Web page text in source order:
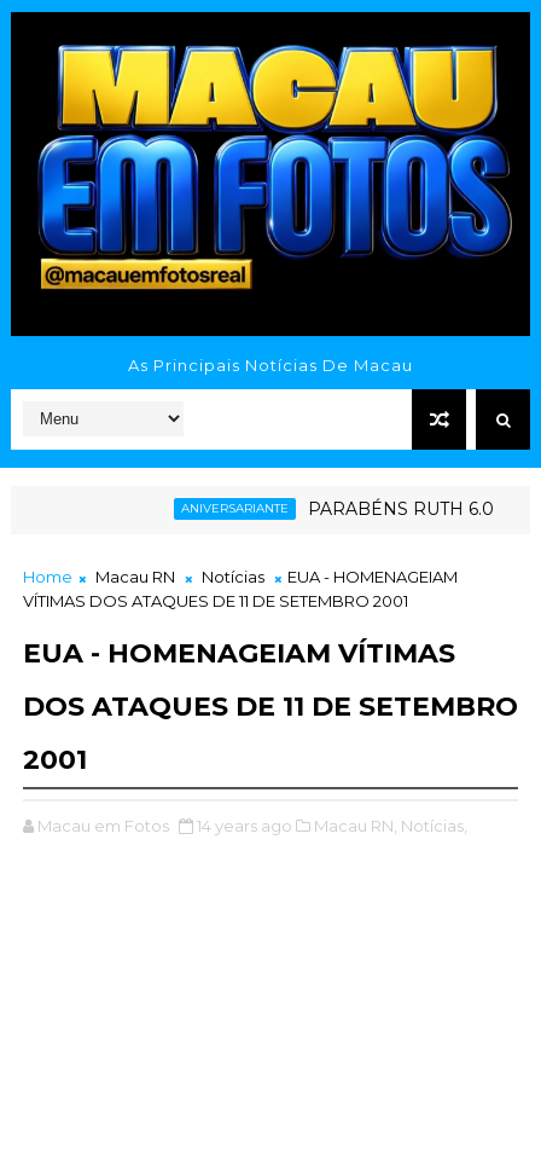
As Principais Notícias De Macau
ANIVERSARIANTE PARABÉNS RUTH 6.0 ESPORTE
Home Macau RN Notícias
EUA - HOMENAGEIAM
VÍTIMAS DOS ATAQUES DE 11 DE SETEMBRO 2001
EUA - HOMENAGEIAM VÍTIMAS
DOS ATAQUES DE 11 DE SETEMBRO
2001
Macau em Fotos 14 years ago Macau RN, Notícias,